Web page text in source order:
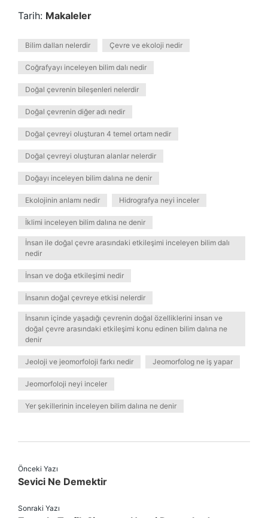
Tarih: Makaleler
Bilim dalları nelerdir Çevre ve ekoloji nedir
Coğrafyayı inceleyen bilim dalı nedir
Doğal çevrenin bileşenleri nelerdir
Doğal çevrenin diğer adı nedir
Doğal çevreyi oluşturan 4 temel ortam nedir
Doğal çevreyi oluşturan alanlar nelerdir
Doğayı inceleyen bilim dalına ne denir
Ekolojinin anlamı nedir Hidrografya neyi inceler
İklimi inceleyen bilim dalına ne denir
İnsan ile doğal çevre arasındaki etkileşimi inceleyen bilim dalı
nedir
İnsan ve doğa etkileşimi nedir
İnsanın doğal çevreye etkisi nelerdir
İnsanın içinde yaşadığı çevrenin doğal özelliklerini insan ve
doğal çevre arasındaki etkileşimi konu edinen bilim dalına ne
denir
Jeoloji ve jeomorfoloji farkı nedir Jeomorfolog ne iş yapar
Jeomorfoloji neyi inceler
Yer şekillerinin inceleyen bilim dalına ne denir
Önceki Yazı
Sevici Ne Demektir
Sonraki Yazı